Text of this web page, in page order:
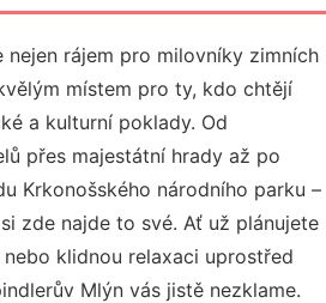
nejen rájem pro milovníky zimních
místem pro ty, kdo chtějí
a kulturní poklady. Od
přes majestátní hrady až po
Krkonošského národního parku –
zde najde to své. Ať už plánujete
klidnou relaxaci uprostřed
Mlýn vás jistě nezklame.